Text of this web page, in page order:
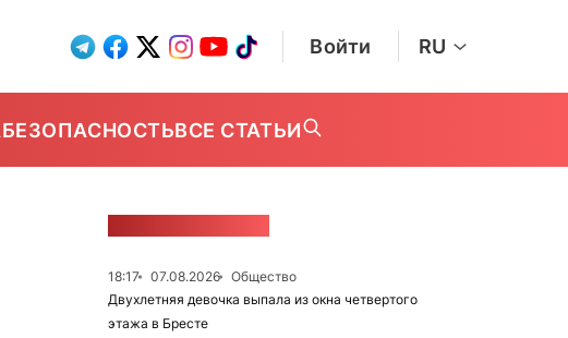
Войти RU
БЕЗОПАСНОСТЬВСЕ СТАТЬИ
18:17 07.08.2026
Общество
Двухлетняя девочка выпала из окна четвертого
этажа в Бресте